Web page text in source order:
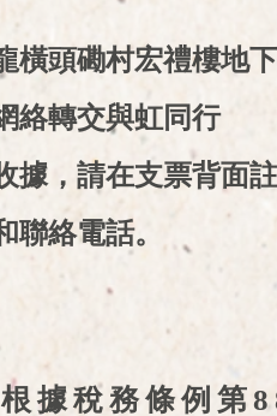
橫頭磡村宏禮樓地
絡轉交與虹同行
據，請在支票背面
聯絡電話。
據稅務條例第